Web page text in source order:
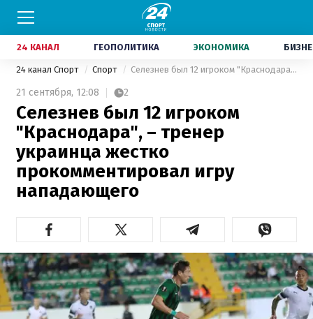
24 КАНАЛ ГЕОПОЛИТИКА ЭКОНОМИКА
24 канал Спорт Спорт Селезнев был 12 игроком "Краснодара", – тренер украинца жестко прокомментировал игру нападающего
21 сентября, 12:08 2
Селезнев был 12 игроком
"Краснодара", – тренер
украинца жестко
прокомментировал игру
нападающего